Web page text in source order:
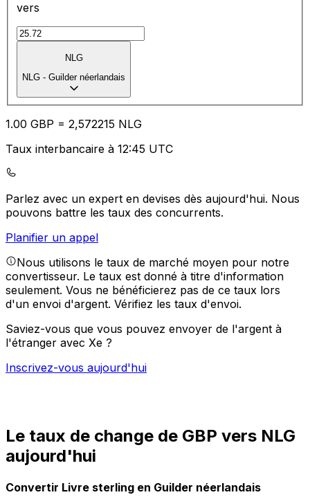
vers
NLG
NLG - Guilder néerlandais
1.00 GBP = 2,572215 NLG
Taux interbancaire à 12:45 UTC
Parlez avec un expert en devises dès aujourd'hui. Nous
pouvons battre les taux des concurrents.
Planifier un appel
Nous utilisons le taux de marché moyen pour notre
convertisseur. Le taux est donné à titre d'information
seulement. Vous ne bénéficierez pas de ce taux lors
d'un envoi d'argent. Vérifiez les taux d'envoi.
Saviez-vous que vous pouvez envoyer de l'argent à
l'étranger avec Xe ?
Inscrivez-vous aujourd'hui
Le taux de change de GBP vers NLG
aujourd'hui
Convertir Livre sterling en Guilder néerlandais